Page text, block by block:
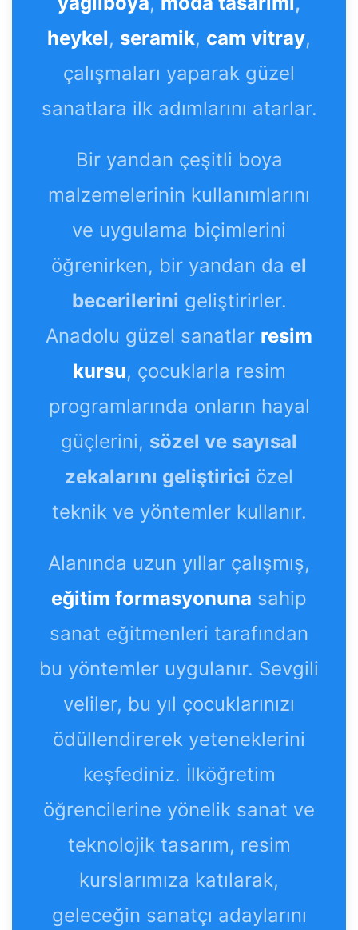
heykel, seramik, cam vitray,
çalışmaları yaparak güzel
sanatlara ilk adımlarını atarlar.
Bir yandan çeşitli boya
malzemelerinin kullanımlarını
ve uygulama biçimlerini
öğrenirken, bir yandan da el
becerilerini geliştirirler.
Anadolu güzel sanatlar resim
kursu, çocuklarla resim
programlarında onların hayal
güçlerini, sözel ve sayısal
zekalarını geliştirici özel
teknik ve yöntemler kullanır.
Alanında uzun yıllar çalışmış,
eğitim formasyonuna sahip
sanat eğitmenleri tarafından
bu yöntemler uygulanır. Sevgili
veliler, bu yıl çocuklarınızı
ödüllendirerek yeteneklerini
keşfediniz. İlköğretim
öğrencilerine yönelik sanat ve
teknolojik tasarım, resim
kurslarımıza katılarak,
geleceğin sanatçı adaylarını